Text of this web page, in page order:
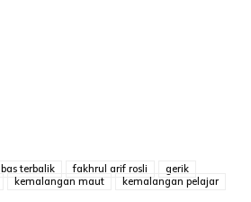
bas terbalik fakhrul arif rosli
gerik
kemalangan maut
kemalangan pelajar